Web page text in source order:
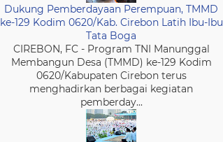
Dukung Pemberdayaan Perempuan, TMMD
ke-129 Kodim 0620/Kab. Cirebon Latih Ibu-Ibu
Tata Boga
CIREBON, FC - Program TNI Manunggal
Membangun Desa (TMMD) ke-129 Kodim
0620/Kabupaten Cirebon terus
menghadirkan berbagai kegiatan
pemberday...